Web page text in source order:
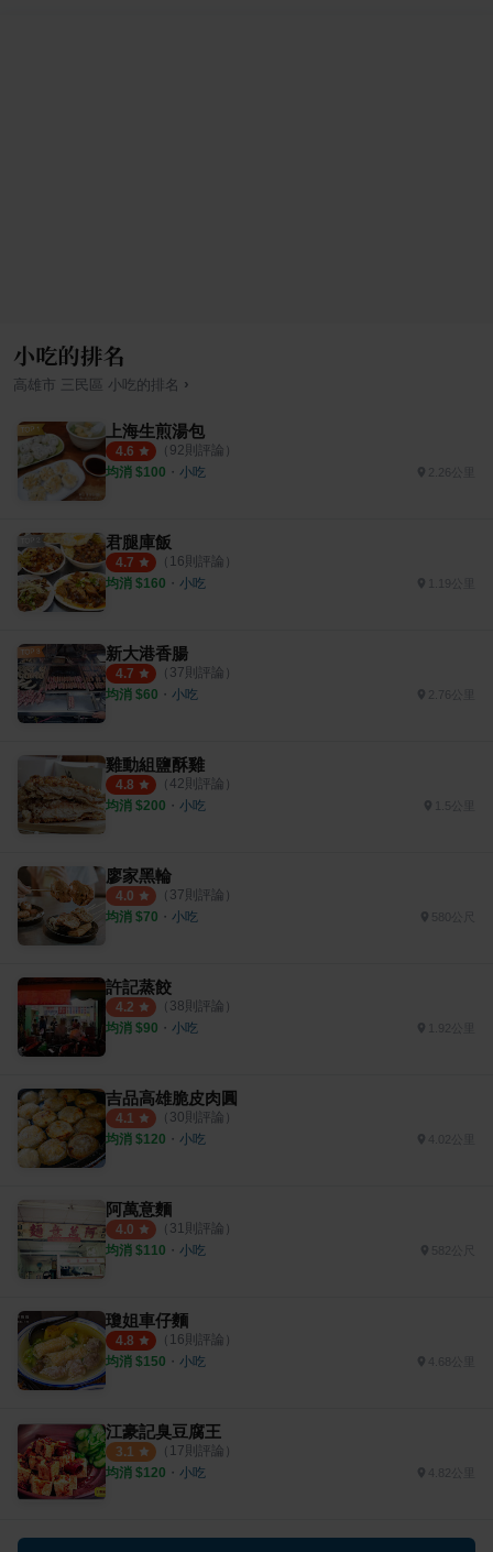
小吃的排名
高雄市 三民區 小吃 的排名 ›
上海生煎湯包
4.6 （ 92則評論）
均消 $100 ・ 小吃
君腿庫飯
4.7 （ 16則評論）
均消 $160 ・ 小吃
新大港香腸
4.7 （ 37則評論）
均消 $60 ・ 小吃
雞動組鹽酥雞
4.8 （ 42則評論）
均消 $200 ・ 小吃 1.5公里
廖家黑輪
4.0 （ 37則評論）
均消 $70 ・ 小吃 580公尺
許記蒸餃
4.2 （ 38則評論）
均消 $90 ・ 小吃
吉品高雄脆皮肉圓
4.1 （ 30則評論）
均消 $120 ・ 小吃
阿萬意麵
4.0 （ 31則評論）
均消 $110 ・ 小吃 582公尺
瓊姐車仔麵
4.8 （ 16則評論）
均消 $150 ・ 小吃
江豪記臭豆腐王
3.1 （ 17則評論）
均消 $120 ・ 小吃